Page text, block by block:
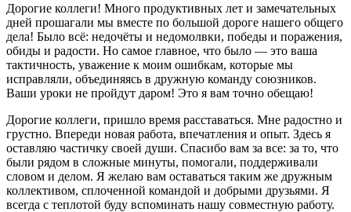
Дорогие коллеги! Много продуктивных лет и замечательных
дней прошагали мы вместе по большой дороге нашего общего
дела! Было всё: недочёты и недомолвки, победы и поражения,
обиды и радости. Но самое главное, что было — это ваша
тактичность, уважение к моим ошибкам, которые мы
исправляли, объединяясь в дружную команду союзников.
Ваши уроки не пройдут даром! Это я вам точно обещаю!
Дорогие коллеги, пришло время расставаться. Мне радостно и
грустно. Впереди новая работа, впечатления и опыт. Здесь я
оставляю частичку своей души. Спасибо вам за все: за то, что
были рядом в сложные минуты, помогали, поддерживали
словом и делом. Я желаю вам оставаться таким же дружным
коллективом, сплоченной командой и добрыми друзьями. Я
всегда с теплотой буду вспоминать нашу совместную работу.